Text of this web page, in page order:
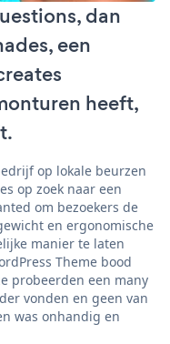
dan
een
heeft,
op lokale beurzen
op zoek naar een
om bezoekers de
en ergonomische
manier te laten
Theme bood
probeerden een many
vonden en geen van
was onhandig en